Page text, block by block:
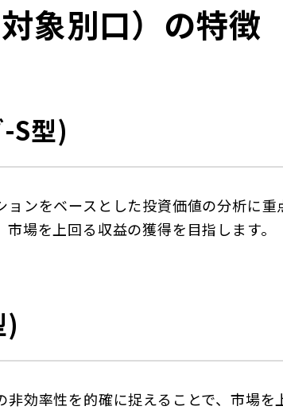
象別口）の特徴
S型)
ンをベースとした投資価値の分析に
場を上回る収益の獲得を目指します。
)
効率性を的確に捉えることで、市場